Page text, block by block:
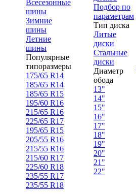
Всесезонные
шины
Зимние
шины
Летние
шины
Популярные
типоразмеры
175/65 R14
185/65 R14
185/65 R15
195/60 R16
215/65 R16
225/65 R17
195/65 R15
205/55 R16
215/55 R16
215/60 R17
225/60 R18
235/55 R17
235/55 R18
Подбор по
параметрам
Тип диска
Литые
диски
Стальные
диски
Диаметр
обода
13"
14"
15"
16"
17"
18"
19"
20"
21"
22"